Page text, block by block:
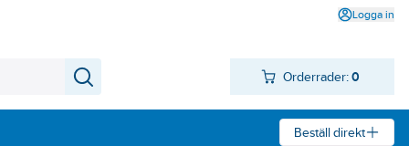
Logga in
Orderrader: 0
Beställ direkt